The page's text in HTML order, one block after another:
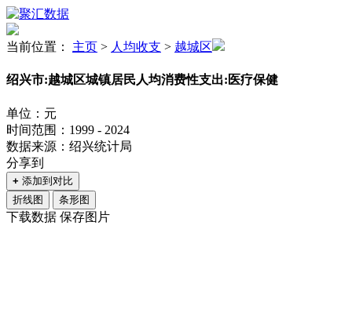
当前位置： 主页 > 人均收支 > 越城区
绍兴市:越城区城镇居民人均消费性支出:医疗保健
单位：元
时间范围：1999 - 2024
数据来源：绍兴统计局
分享到
+ 添加到对比
折线图
条形图
下载数据 保存图片